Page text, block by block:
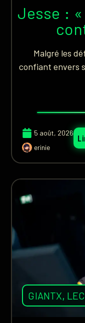
Jesse : «
Malgré les
confiant envers
5 août, 2026
erinie
GIANTX, LEC